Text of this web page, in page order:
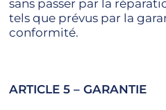
sans passer par la
tels que prévus par la
conformité.
ARTICLE 5 – GARANTIE